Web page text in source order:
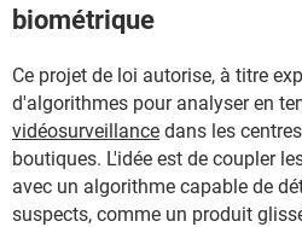
biométrique
Ce projet de loi autorise, à titre
d'algorithmes pour analyser en
vidéosurveillance dans les
boutiques. L'idée est de coupler
avec un algorithme capable de
suspects, comme un produit